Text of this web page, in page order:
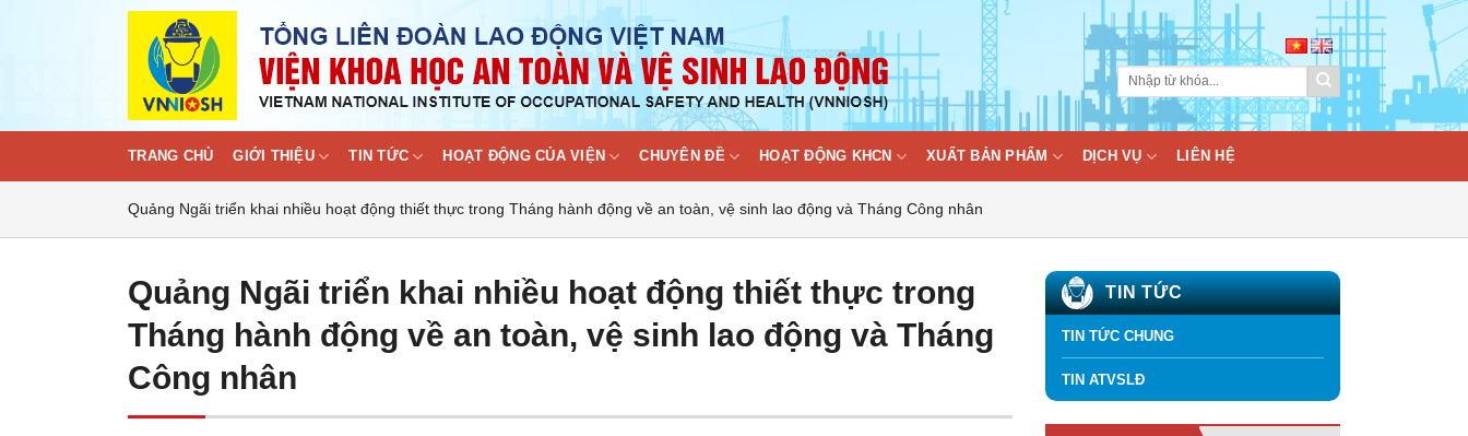
TRANG CHỦ GIỚI THIỆU TIN TỨC HOẠT ĐỘNG CỦA VIỆN CHUYÊN ĐỀ HOẠT ĐỘNG KHCN XUẤT BẢN PHẨM DỊCH VỤ LIÊN HỆ
Quảng Ngãi triển khai nhiều hoạt động thiết thực trong Tháng hành động về an toàn, vệ sinh lao động và Tháng Công nhân
Quảng Ngãi triển khai nhiều hoạt động thiết thực trong
Tháng hành động về an toàn, vệ sinh lao động và Tháng
Công nhân
TIN TỨC
TIN TỨC CHUNG
TIN ATVSLĐ